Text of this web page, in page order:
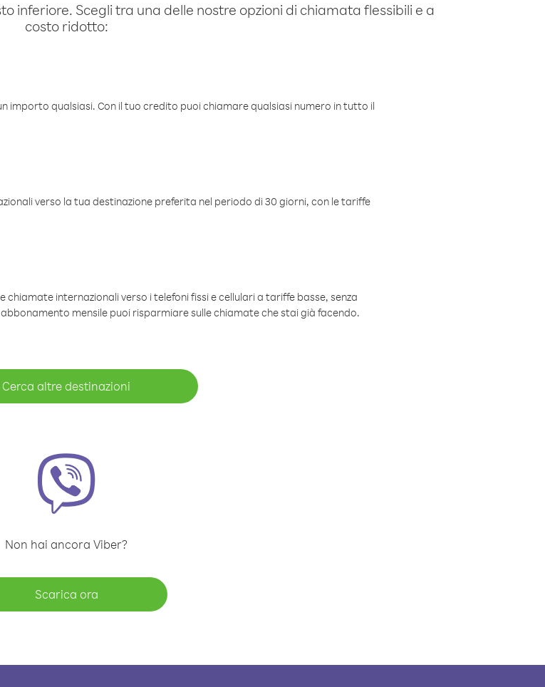
inferiore. Scegli tra una delle nostre opzioni di chiamata flessibili e a
costo ridotto:
importo qualsiasi. Con il tuo credito puoi chiamare qualsiasi numero in tutto il
verso la tua destinazione preferita nel periodo di 30 giorni, con le tariffe
internazionali verso i telefoni fissi e cellulari a tariffe basse, senza
mensile puoi risparmiare sulle chiamate che stai già facendo.
Cerca altre destinazioni
Non hai ancora Viber?
Scarica ora